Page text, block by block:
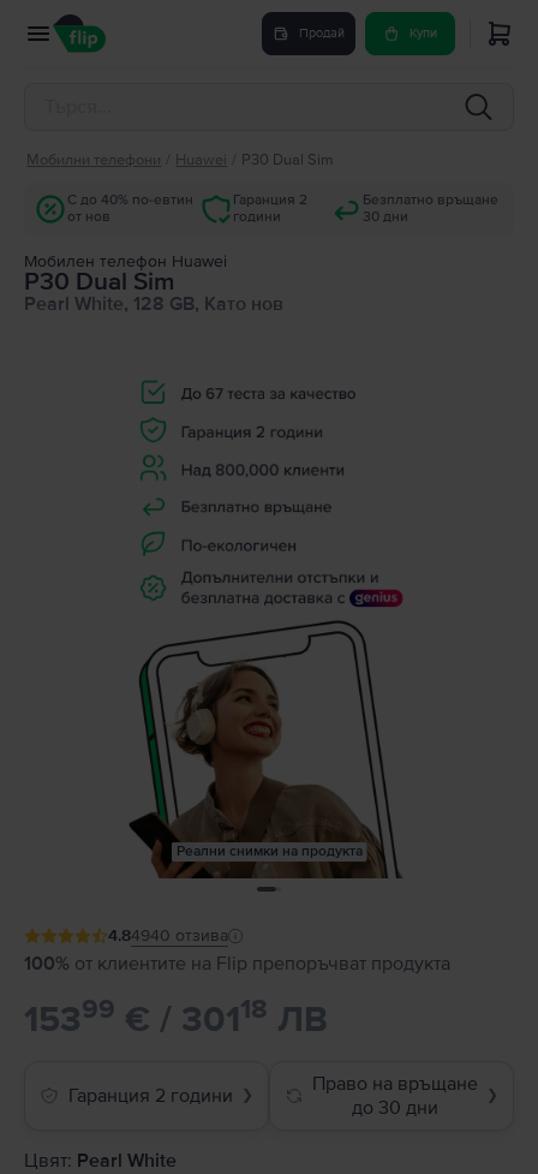
Продай Купи
Мобилни телефони Huawei P30 Dual Sim
С до 40% по-евтин
от нов
Гаранция 2
години
Безплатно връщане
30 дни
Мобилен телефон Huawei
P30 Dual Sim
Pearl White, 128 GB, Като нов
Реални снимки на продукта
4.84940 отзива
100% от клиентите на Flip препоръчват продукта
15399 € / 30118 ЛВ
Гаранция 2 години ❯
Право на връщане
до 30 дни
❯
Цвят: Pearl White